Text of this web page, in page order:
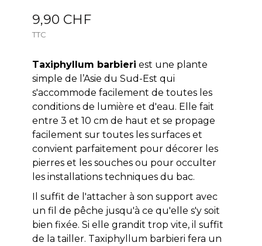
9,90 CHF
TTC
Taxiphyllum barbieri est une plante
simple de l’Asie du Sud-Est qui
s'accommode facilement de toutes les
conditions de lumière et d'eau. Elle fait
entre 3 et 10 cm de haut et se propage
facilement sur toutes les surfaces et
convient parfaitement pour décorer les
pierres et les souches ou pour occulter
les installations techniques du bac.
Il suffit de l'attacher à son support avec
un fil de pêche jusqu'à ce qu'elle s'y soit
bien fixée. Si elle grandit trop vite, il suffit
de la tailler. Taxiphyllum barbieri fera un